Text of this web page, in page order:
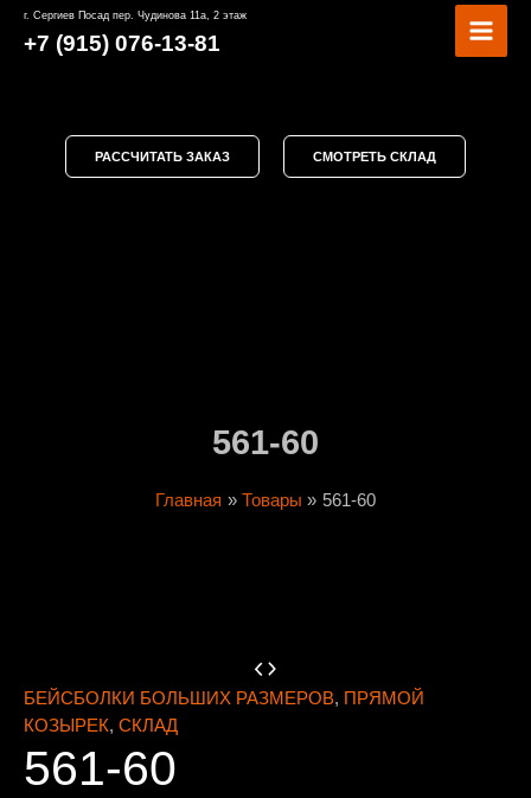
Перейти
г. Сергиев Посад пер. Чудинова 11а, 2 этаж
+7 (915) 076-13-81
РАССЧИТАТЬ ЗАКАЗ СМОТРЕТЬ СКЛАД
561-60
Главная Товары 561-60
БЕЙСБОЛКИ БОЛЬШИХ РАЗМЕРОВ, ПРЯМОЙ
КОЗЫРЕК, СКЛАД
561-60